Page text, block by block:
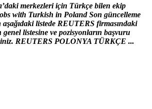
merkezleri için Türkçe bilen ekip
with Turkish in Poland Son güncelleme
listede REUTERS firmasındaki
genel listesine ve pozisyonların başvuru
REUTERS POLONYA TÜRKÇE ...